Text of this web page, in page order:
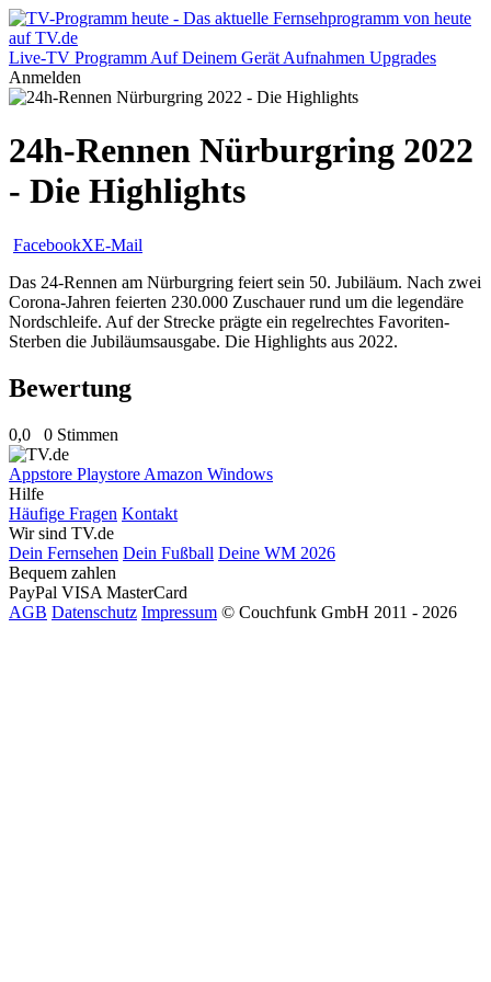
Live-TV Programm Auf Deinem Gerät Aufnahmen Upgrades
Anmelden
24h-Rennen Nürburgring 2022
- Die Highlights
FacebookXE-Mail
Das 24-Rennen am Nürburgring feiert sein 50. Jubiläum. Nach zwei
Corona-Jahren feierten 230.000 Zuschauer rund um die legendäre
Nordschleife. Auf der Strecke prägte ein regelrechtes Favoriten-
Sterben die Jubiläumsausgabe. Die Highlights aus 2022.
Bewertung
0,0 0 Stimmen
Appstore Playstore Amazon Windows
Hilfe
Häufige Fragen Kontakt
Wir sind TV.de
Dein Fernsehen Dein Fußball Deine WM 2026
Bequem zahlen
PayPal VISA MasterCard
AGB Datenschutz Impressum © Couchfunk GmbH 2011 - 2026